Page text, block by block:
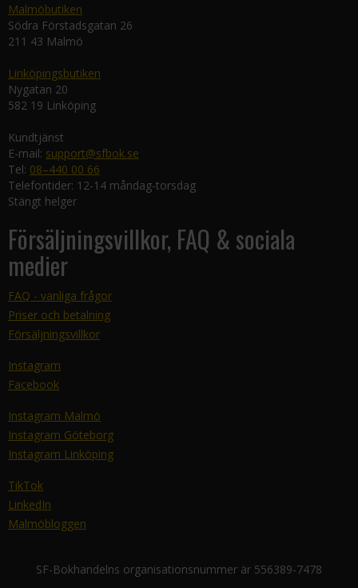
Malmöbutiken
Södra Förstadsgatan 26
211 43 Malmö
Linköpingsbutiken
Nygatan 20
582 19 Linköping
Kundtjänst
E-mail: support@sfbok.se
Tel: 08–440 00 66
Telefontider: 12-14 måndag-torsdag
Stängt helger
Försäljningsvillkor, FAQ & sociala
medier
FAQ - vanliga frågor
Priser och betalning
Försäljningsvillkor
Instagram
Facebook
Instagram Malmö
Instagram Göteborg
Instagram Linköping
TikTok
LinkedIn
Malmöbloggen
SF-Bokhandelns organisationsnummer är 556389-7478